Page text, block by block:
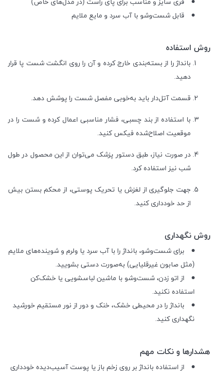
قابل شست‌وشو با آب سرد و مایع ملایم
روش استفاده
بانداژ را از بسته‌بندی خارج کرده و آن را روی انگشت شست پا قرار
دهید.
قسمت آتل‌دار باید به‌خوبی مفصل شست را پوشش دهد.
با استفاده از بند چسبی، فشار مناسبی اعمال کرده و شست را در
موقعیت اصلاح‌شده فیکس کنید.
در صورت نیاز، طبق دستور پزشک می‌توان از این محصول در طول
شب نیز استفاده کرد.
جهت جلوگیری از لغزش یا تحریک پوستی، از محکم بستن بیش
از حد خودداری کنید.
روش نگهداری
برای شست‌وشو، بانداژ را با آب سرد یا ولرم و شوینده‌های ملایم
(مثل صابون غیرقلیایی) به‌صورت دستی بشویید.
از اتو زدن، شست‌وشو با ماشین لباسشویی یا خشک‌کن
استفاده نکنید.
بانداژ را در محیطی خشک، خنک و دور از نور مستقیم خورشید
نگهداری کنید.
هشدارها و نکات مهم
از استفاده بانداژ بر روی زخم باز یا پوست آسیب‌دیده خودداری